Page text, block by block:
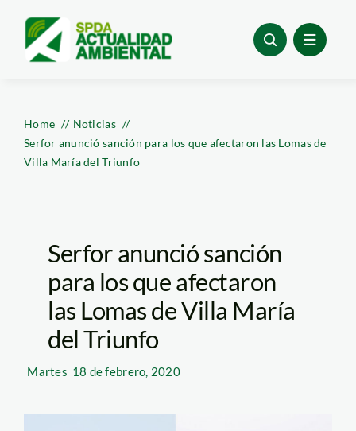
content
Home
Noticias
Serfor anunció sanción para los que afectaron las Lomas de
Villa María del Triunfo
Serfor anunció sanción
para los que afectaron
las Lomas de Villa María
del Triunfo
Martes 18 de febrero, 2020